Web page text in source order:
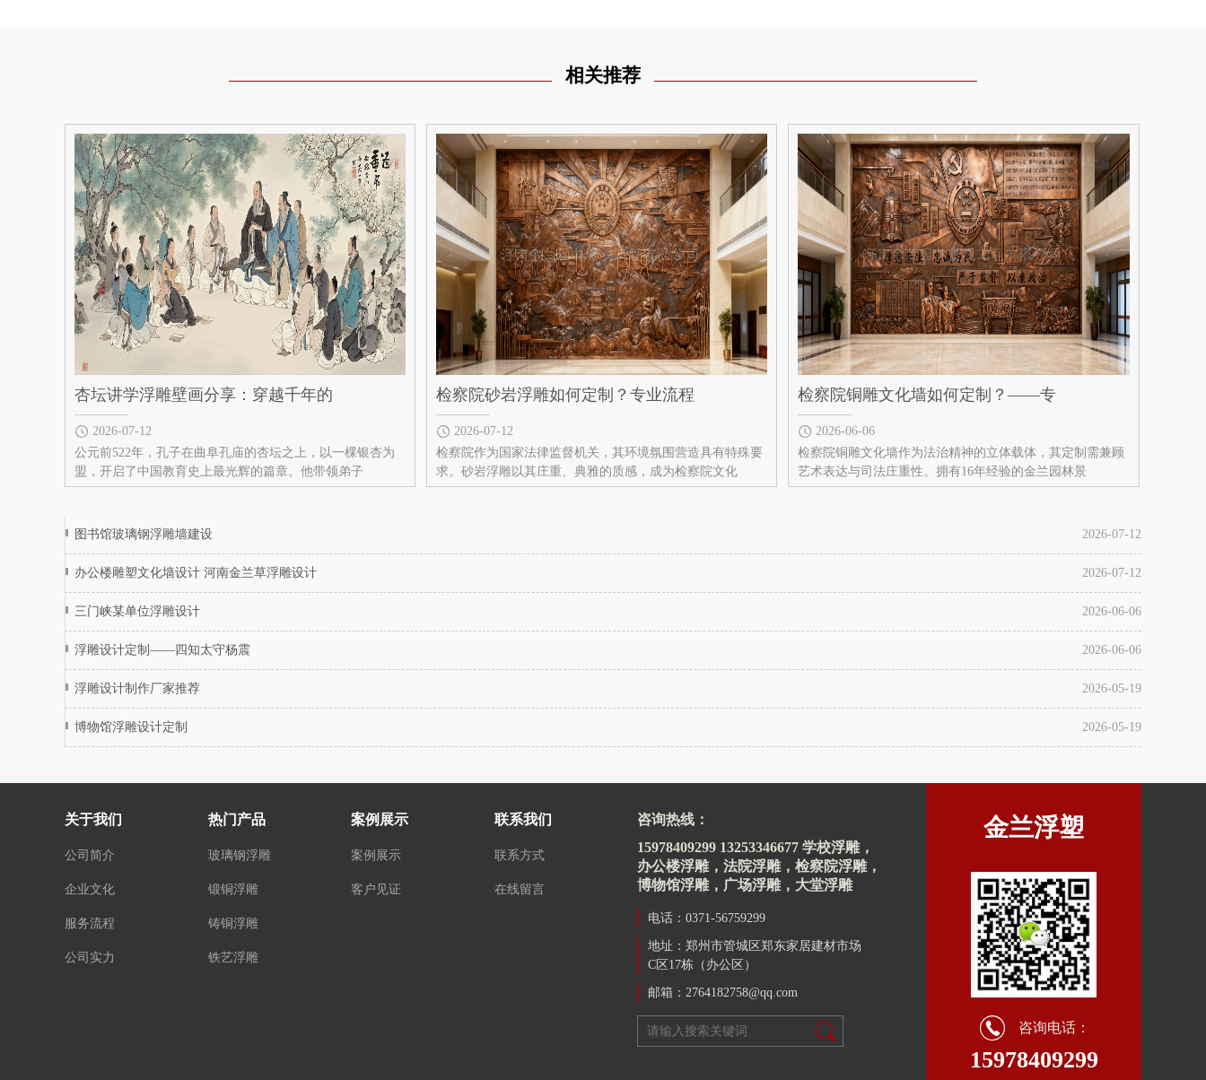
相关推荐
杏坛讲学浮雕壁画分享：穿越千年的
2026-07-12
公元前522年，孔子在曲阜孔庙的杏坛之上，以一棵银杏为
盟，开启了中国教育史上最光辉的篇章。他带领弟子
检察院砂岩浮雕如何定制？专业流程
2026-07-12
检察院作为国家法律监督机关，其环境氛围营造具有特殊要
求。砂岩浮雕以其庄重、典雅的质感，成为检察院文化
检察院铜雕文化墙如何定制？——专
2026-06-06
检察院铜雕文化墙作为法治精神的立体载体，其定制需兼顾
艺术表达与司法庄重性。拥有16年经验的金兰园林景
图书馆玻璃钢浮雕墙建设 2026-07-12
办公楼雕塑文化墙设计 河南金兰草浮雕设计 2026-07-12
三门峡某单位浮雕设计 2026-06-06
浮雕设计定制——四知太守杨震 2026-06-06
浮雕设计制作厂家推荐 2026-05-19
博物馆浮雕设计定制 2026-05-19
关于我们
公司简介
企业文化
服务流程
公司实力
热门产品
玻璃钢浮雕
锻铜浮雕
铸铜浮雕
铁艺浮雕
案例展示
案例展示
客户见证
联系我们
联系方式
在线留言
咨询热线：
15978409299 13253346677 学校浮雕，
办公楼浮雕，法院浮雕，检察院浮雕，
博物馆浮雕，广场浮雕，大堂浮雕
电话：0371-56759299
地址：郑州市管城区郑东家居建材市场
C区17栋（办公区）
邮箱：2764182758@qq.com
金兰浮塑
咨询电话：
15978409299